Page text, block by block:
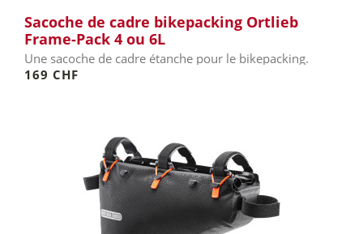
Sacoche de cadre bikepacking Ortlieb
Frame-Pack 4 ou 6L
Une sacoche de cadre étanche pour le bikepacking.
169 CHF